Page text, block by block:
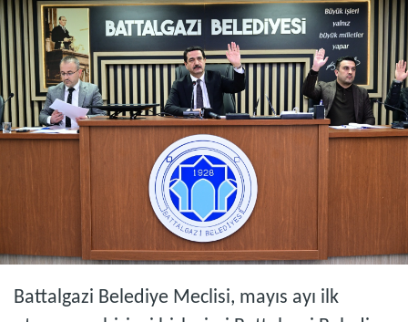
Battalgazi Belediye Meclisi, mayıs ayı ilk